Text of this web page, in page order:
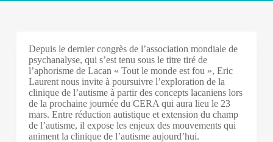
Depuis le dernier congrès de l’association mondiale de
psychanalyse, qui s’est tenu sous le titre tiré de
l’aphorisme de Lacan « Tout le monde est fou », Eric
Laurent nous invite à poursuivre l’exploration de la
clinique de l’autisme à partir des concepts lacaniens lors
de la prochaine journée du CERA qui aura lieu le 23
mars. Entre réduction autistique et extension du champ
de l’autisme, il expose les enjeux des mouvements qui
animent la clinique de l’autisme aujourd’hui.